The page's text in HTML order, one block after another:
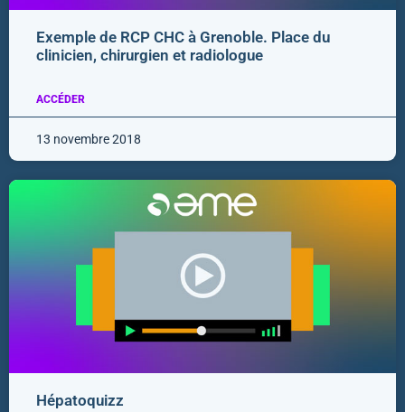
Exemple de RCP CHC à Grenoble. Place du
clinicien, chirurgien et radiologue
ACCÉDER
13 novembre 2018
Hépatoquizz